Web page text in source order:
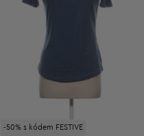
-50% s kódem FESTIVE